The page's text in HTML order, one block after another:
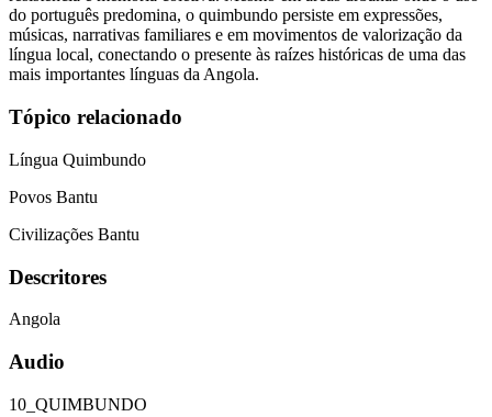
do português predomina, o quimbundo persiste em expressões,
músicas, narrativas familiares e em movimentos de valorização da
língua local, conectando o presente às raízes históricas de uma das
mais importantes línguas da Angola.
Tópico relacionado
Língua Quimbundo
Povos Bantu
Civilizações Bantu
Descritores
Angola
Audio
10_QUIMBUNDO